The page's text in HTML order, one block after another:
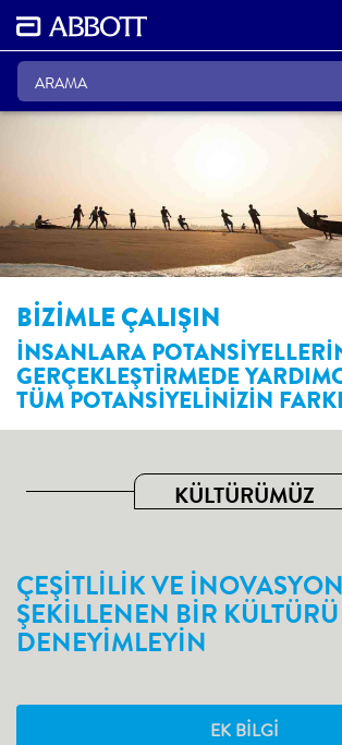
BİZİMLE ÇALIŞIN
İNSANLARA
GERÇEKLEŞTİRMEDE
TÜM POTANSİYELİNİZİN
KÜLTÜRÜMÜZ
ÇEŞİTLİLİK VE
ŞEKİLLENEN BİR KÜLTÜRÜ
DENEYİMLEYİN
EK BILGI